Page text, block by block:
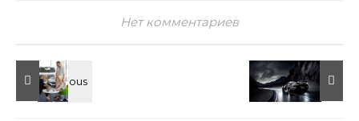
Нет комментариев